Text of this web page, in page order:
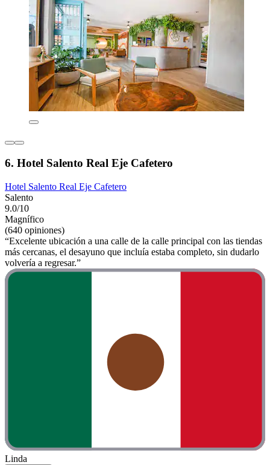
6. Hotel Salento Real Eje Cafetero
Hotel Salento Real Eje Cafetero
Salento
9.0/10
Magnífico
(640 opiniones)
“Excelente ubicación a una calle de la calle principal con las tiendas
más cercanas, el desayuno que incluía estaba completo, sin dudarlo
volvería a regresar.”
Linda